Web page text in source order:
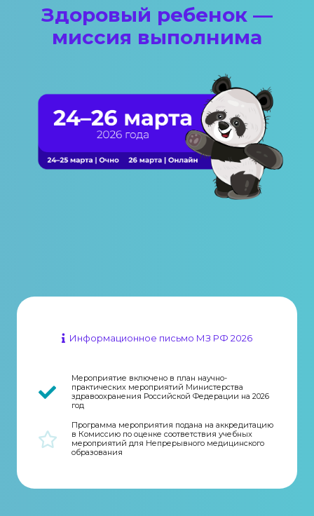
Здоровый ребенок —
миссия выполнима
Информационное письмо МЗ РФ 2026
Мероприятие включено в план научно-
практических мероприятий Министерства
здравоохранения Российской Федерации на 2026
год
Программа мероприятия подана на аккредитацию
в Комиссию по оценке соответствия учебных
мероприятий для Непрерывного медицинского
образования